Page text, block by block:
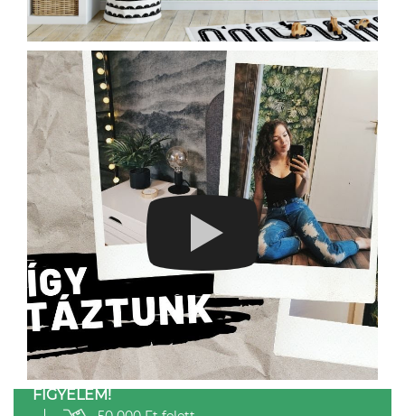
FIGYELEM!